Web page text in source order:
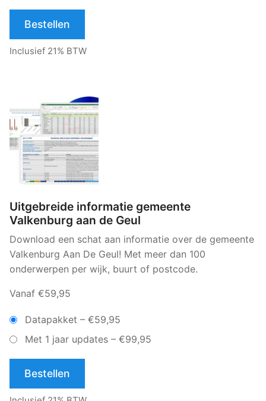
Bestellen
Inclusief 21% BTW
Uitgebreide informatie gemeente
Valkenburg aan de Geul
Download een schat aan informatie over de gemeente
Valkenburg Aan De Geul! Met meer dan 100
onderwerpen per wijk, buurt of postcode.
Vanaf €59,95
Datapakket – €59,95
Met 1 jaar updates – €99,95
Bestellen